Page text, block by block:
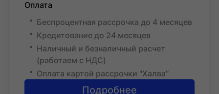
Оплата
Беспроцентная рассрочка до 4 месяцев
Кредитование до 24 месяцев
Наличный и безналичный расчет
(работаем с НДС)
Оплата картой рассрочки "Халва"
Подробнее